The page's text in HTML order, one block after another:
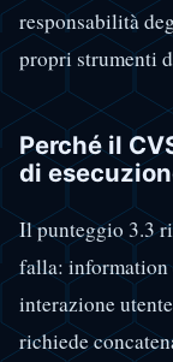
responsabilità
propri strumenti
Perché il
di
Il punteggio 3.3
falla: information
interazione
richiede